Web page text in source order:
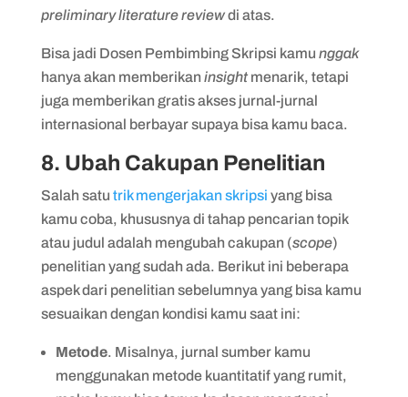
preliminary literature reviewdi atas.
Bisa jadi Dosen Pembimbing Skripsi kamu nggak
hanya akan memberikaninsight menarik, tetapi
juga memberikan gratis akses jurnal-jurnal
internasional berbayar supaya bisa kamu baca.
8. Ubah Cakupan Penelitian
Salah satu trik mengerjakan skripsi yang bisa
kamu coba, khususnya di tahap pencarian topik
atau judul adalah mengubah cakupan (scope)
penelitian yang sudah ada. Berikut ini beberapa
aspek dari penelitian sebelumnya yang bisa kamu
sesuaikan dengan kondisi kamu saat ini:
Metode. Misalnya, jurnal sumber kamu
menggunakan metode kuantitatif yang rumit,